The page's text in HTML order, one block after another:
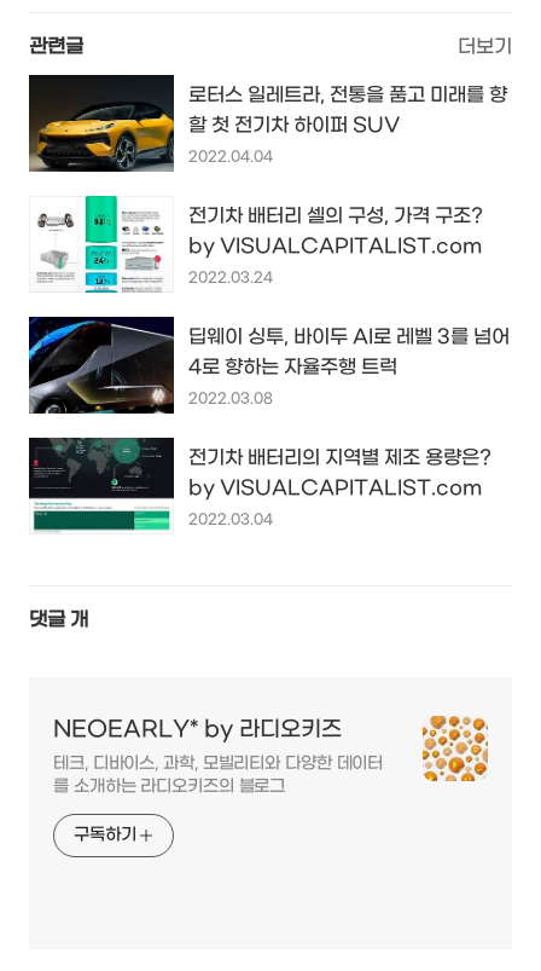
관련글 더보기
로터스 일레트라, 전통을 품고 미래를 향
할 첫 전기차 하이퍼 SUV
2022.04.04
전기차 배터리 셀의 구성, 가격 구조?
by VISUALCAPITALIST.com
2022.03.24
딥웨이 싱투, 바이두 AI로 레벨 3를 넘어
4로 향하는 자율주행 트럭
2022.03.08
전기차 배터리의 지역별 제조 용량은?
by VISUALCAPITALIST.com
2022.03.04
댓글 개
NEOEARLY* by 라디오키즈
테크, 디바이스, 과학, 모빌리티와 다양한 데이터
를 소개하는 라디오키즈의 블로그
구독하기